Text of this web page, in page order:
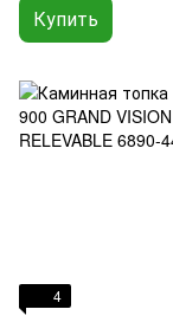
Купить
4